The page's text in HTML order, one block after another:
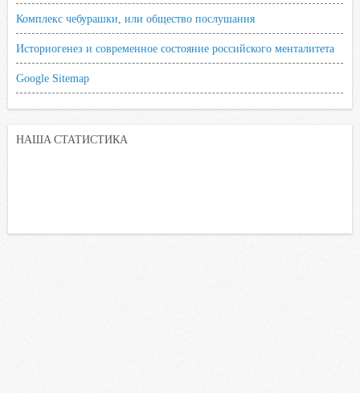
Комплекс чебурашки, или общество послушания
Историогенез и современное состояние российского менталитета
Google Sitemap
НАША СТАТИСТИКА